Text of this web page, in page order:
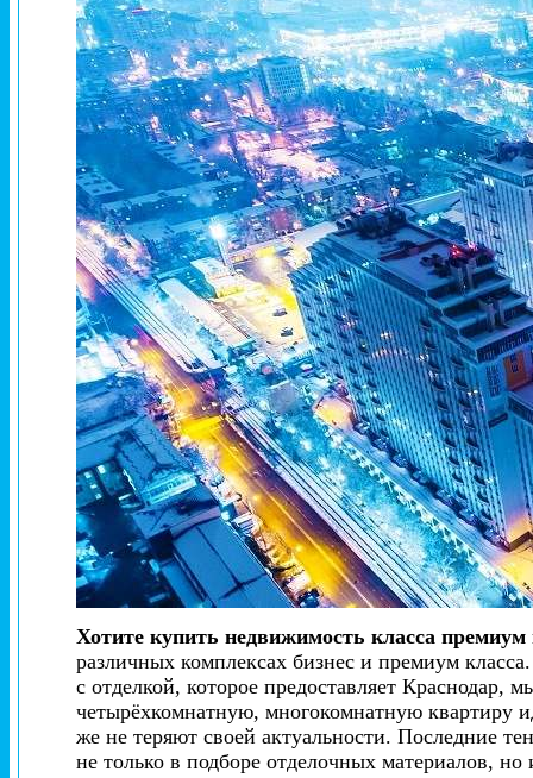
Хотите купить недвижимость класса премиум
различных комплексах бизнес и премиум
с отделкой, которое предоставляет
четырёхкомнатную, многокомнатную квартиру
же не теряют своей актуальности. Последние
не только в подборе отделочных материалов,